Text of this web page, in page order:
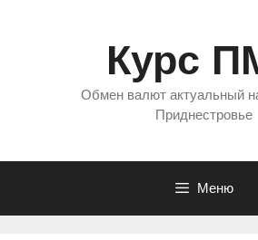
Курс
Обмен валют актуальный
Приднестровье
Меню